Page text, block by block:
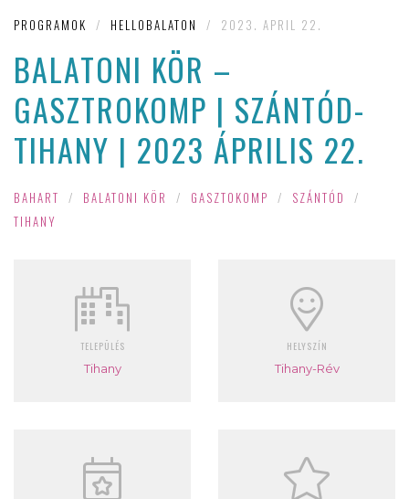
PROGRAMOK / HELLOBALATON / 2023. APRIL 22.
BALATONI KÖR –
GASZTROKOMP | SZÁNTÓD-
TIHANY | 2023 ÁPRILIS 22.
BAHART / BALATONI KÖR / GASZTOKOMP / SZÁNTÓD
/
TIHANY
TELEPÜLÉS
Tihany
HELYSZÍN
Tihany-Rév